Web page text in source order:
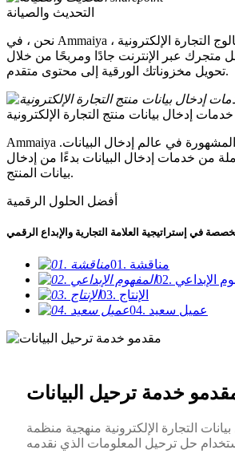
التحديث والصيانة
نحن ، في Ammaiya ، نقدم خدمات تحديث كتالوج التجارة الإلكترونية
عبر الإنترنت جادًا ومربحًا من خلال
تحويل مخزوناتك الورقية إلى محتوى متقدم.
خدمات إدخال بيانات منتج التجارة الإلكترونية
Ammaiya هي واحدة من الأسماء المشهورة في عالم إدخال البيانات.
من خدمات إدخال البيانات بدءًا من إدخال
بيانات المنتج.
أفضل الحلول الرقمية
في إستراتيجية العلامة التجارية والإبداع الرقمي
01. مناقشة
الإبداعي
03. الإنتاج
04. عميل سعيد
خدمة ترحيل البيانات
التجارة الإلكترونية منهجية منظمة